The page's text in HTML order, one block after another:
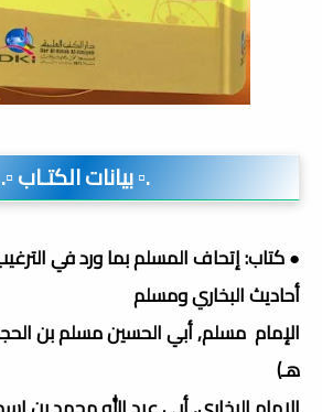
.▫️ بيانات الكتـاب ▫️.
● كتاب: إتحاف المسلم بما ورد في
أحاديث البخاري ومسلم
هـ)